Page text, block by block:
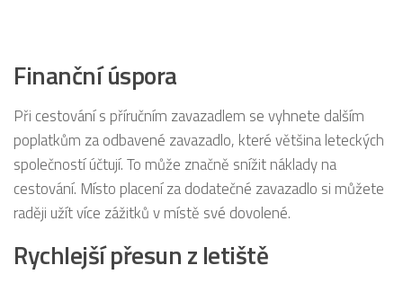
Finanční úspora
Při cestování s příručním zavazadlem se vyhnete dalším
poplatkům za odbavené zavazadlo, které většina leteckých
společností účtují. To může značně snížit náklady na
cestování. Místo placení za dodatečné zavazadlo si můžete
raději užít více zážitků v místě své dovolené.
Rychlejší přesun z letiště